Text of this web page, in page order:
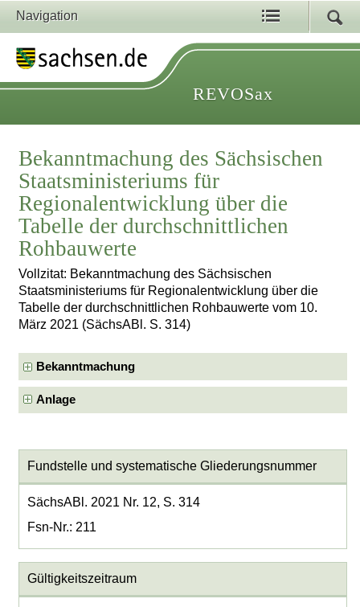
Navigation
REVOSax
Bekanntmachung des Sächsischen
Staatsministeriums für
Regionalentwicklung über die
Tabelle der durchschnittlichen
Rohbauwerte
Vollzitat: Bekanntmachung des Sächsischen
Staatsministeriums für Regionalentwicklung über die
Tabelle der durchschnittlichen Rohbauwerte vom 10.
März 2021 (SächsABl. S. 314)
Bekanntmachung
Anlage
Fundstelle und systematische Gliederungsnummer
SächsABl. 2021 Nr. 12, S. 314
Fsn-Nr.: 211
Gültigkeitszeitraum